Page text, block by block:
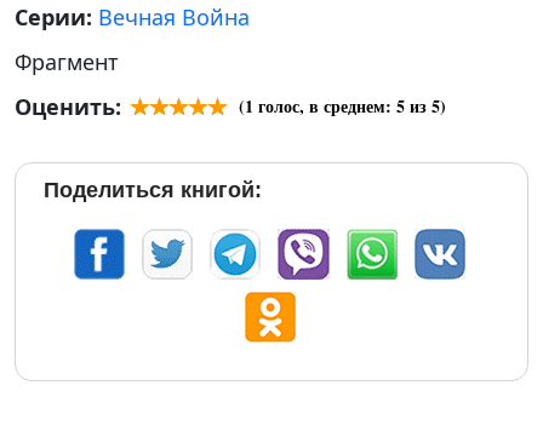
Серии: Вечная Война
Фрагмент
Оценить:
(1 голос, в среднем: 5из 5)
Поделиться книгой: